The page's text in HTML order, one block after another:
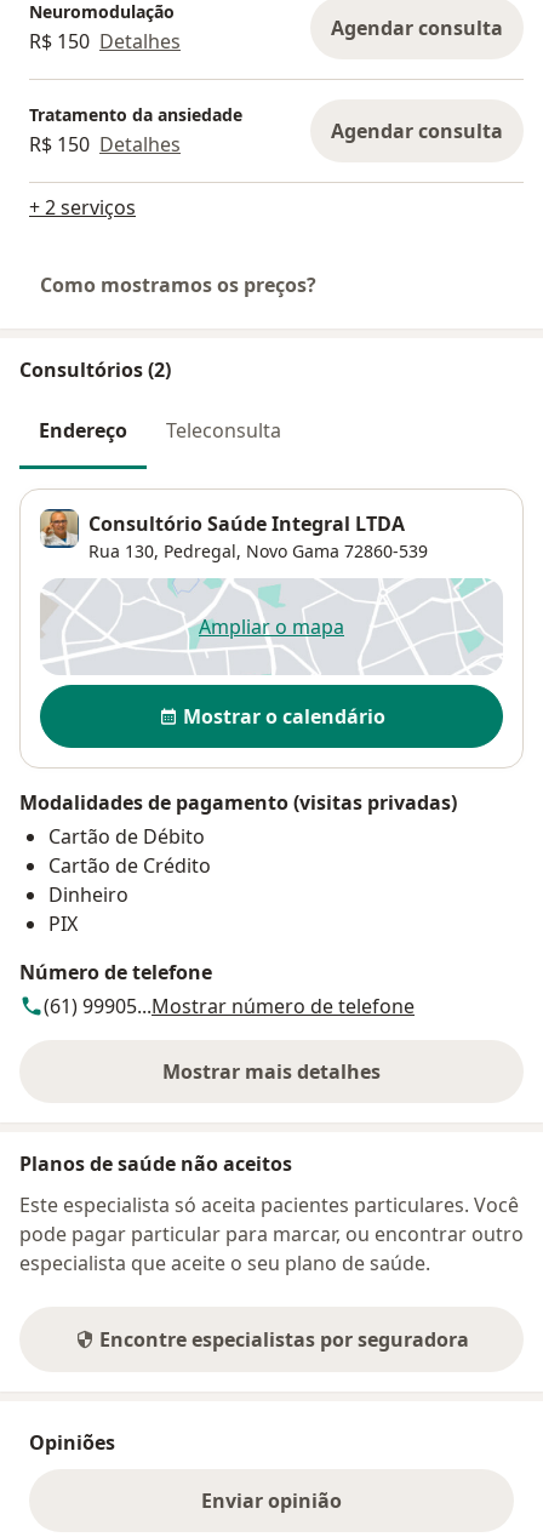
Neuromodulação
R$ 150 Detalhes Agendar consulta
Tratamento da ansiedade
R$ 150 Detalhes Agendar consulta
+ 2 serviços
Como mostramos os preços?
Consultórios (2)
Endereço Teleconsulta
Consultório Saúde Integral LTDA
Rua 130, Pedregal, Novo Gama 72860-539
Ampliar o mapaabre num novo separador
Disponibilidade
Mostrar o calendário
Modalidades de pagamento (visitas privadas)
Cartão de Débito
Cartão de Crédito
Dinheiro
PIX
Número de telefone
(61) 99905...Mostrar número de telefone
Mostrar mais detalhes
sobre o endereço
Planos de saúde não aceitos
Este especialista só aceita pacientes particulares. Você
pode pagar particular para marcar, ou encontrar outro
especialista que aceite o seu plano de saúde.
Encontre especialistas por seguradora
Opiniões
Enviar opinião